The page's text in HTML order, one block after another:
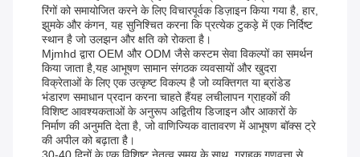
रिंगों को समायोजित करने के लिए विचारपूर्वक डिज़ाइन किया गया है, हार,
झुमके और कंगन, यह सुनिश्चित करना कि प्रत्येक टुकड़े में एक निर्दिष्ट
स्थान है जो उलझन और क्षति को रोकता है।
Mjmhd द्वारा OEM और ODM जैसे कस्टम सेवा विकल्पों का समर्थन
किया जाता है,यह आभूषण सामान संगठक व्यवसायों और खुदरा
विक्रेताओं के लिए एक उत्कृष्ट विकल्प है जो व्यक्तिगत या ब्रांडेड
भंडारण समाधान प्रदान करना चाहते हैंयह लचीलापन ग्राहकों की
विशिष्ट आवश्यकताओं के अनुरूप अद्वितीय डिजाइन और आकारों के
निर्माण की अनुमति देता है, जो वाणिज्यिक वातावरण में आभूषण बॉक्स ट्रे
की अपील को बढ़ाता है।